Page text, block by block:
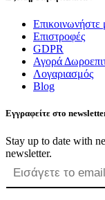
Επικοινωνήστε
Επιστροφές
GDPR
Αγορά
Λογαριασμός
Blog
Εγγραφείτε στο
Stay up to date with
newsletter.